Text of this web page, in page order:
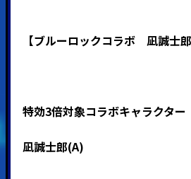
【ブルーロックコラボ 凪誠士
特効3倍対象コラボキャラクター
凪誠士郎(A)